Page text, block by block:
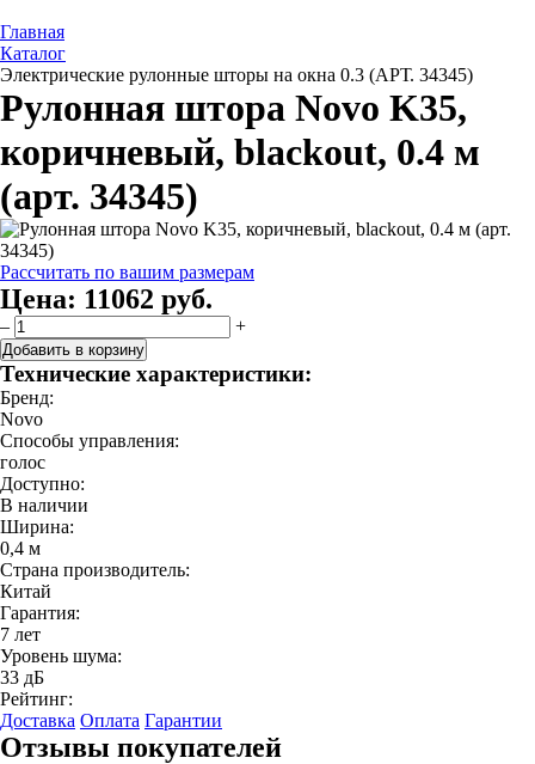
Главная
Каталог
Электрические рулонные шторы на окна 0.3 (АРТ. 34345)
Рулонная штора Novo K35,
коричневый, blackout, 0.4 м
(арт. 34345)
Рассчитать по вашим размерам
Цена: 11062 руб.
– +
Добавить в корзину
Технические характеристики:
Бренд:
Novo
Способы управления:
голос
Доступно:
В наличии
Ширина:
0,4 м
Страна производитель:
Китай
Гарантия:
7 лет
Уровень шума:
33 дБ
Рейтинг:
Доставка Оплата Гарантии
Отзывы покупателей